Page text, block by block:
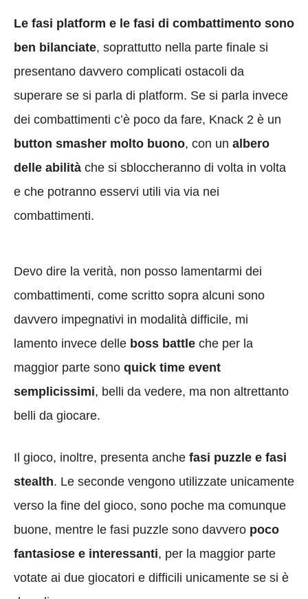
Le fasi platform e le fasi di combattimento sono
ben bilanciate, soprattutto nella parte finale si
presentano davvero complicati ostacoli da
superare se si parla di platform. Se si parla invece
dei combattimenti c’è poco da fare, Knack 2 è un
button smasher molto buono, con un albero
delle abilità che si sbloccheranno di volta in volta
e che potranno esservi utili via via nei
combattimenti.
Devo dire la verità, non posso lamentarmi dei
combattimenti, come scritto sopra alcuni sono
davvero impegnativi in modalità difficile, mi
lamento invece delle boss battle che per la
maggior parte sono quick time event
semplicissimi, belli da vedere, ma non altrettanto
belli da giocare.
Il gioco, inoltre, presenta anche fasi puzzle e fasi
stealth. Le seconde vengono utilizzate unicamente
verso la fine del gioco, sono poche ma comunque
buone, mentre le fasi puzzle sono davvero poco
fantasiose e interessanti, per la maggior parte
votate ai due giocatori e difficili unicamente se si è